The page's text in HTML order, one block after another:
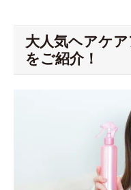
大人気ヘアケ
をご紹介！